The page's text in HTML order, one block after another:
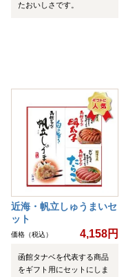
たおいしさです。
近海・帆立しゅうまいセ
ット
価格（税込） 4,158円
函館タナベを代表する商品
をギフト用にセットにしま